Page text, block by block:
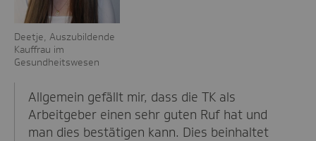
Deetje, Auszubildende
Kauffrau im
Gesundheitswesen
Allgemein gefällt mir, dass die TK als
Arbeitgeber einen sehr guten Ruf hat und
man dies bestätigen kann. Dies beinhaltet